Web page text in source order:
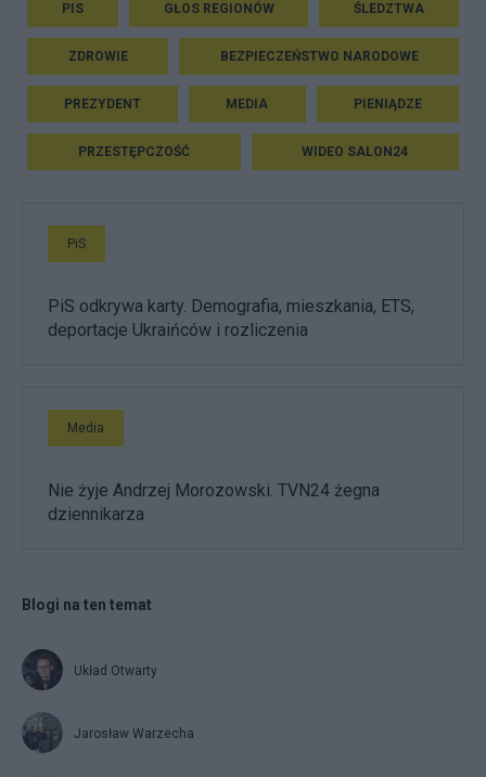
PIS GŁOS REGIONÓW ŚLEDZTWA
ZDROWIE BEZPIECZEŃSTWO NARODOWE
PREZYDENT MEDIA PIENIĄDZE
PRZESTĘPCZOŚĆ WIDEO SALON24
PiS
PiS odkrywa karty. Demografia, mieszkania, ETS,
deportacje Ukraińców i rozliczenia
Media
Nie żyje Andrzej Morozowski. TVN24 żegna
dziennikarza
Blogi na ten temat
Układ Otwarty
Jarosław Warzecha